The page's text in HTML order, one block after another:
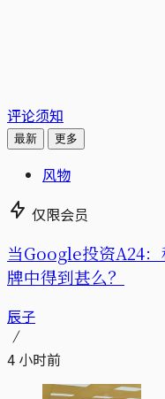
评论须知
最新 更多
风物
仅限会员
当Google投资A24
牌中得到甚么？
辰子
4 小时前